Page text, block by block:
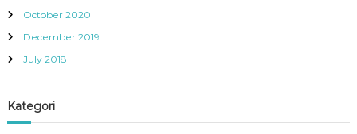
October 2020
December 2019
July 2018
Kategori